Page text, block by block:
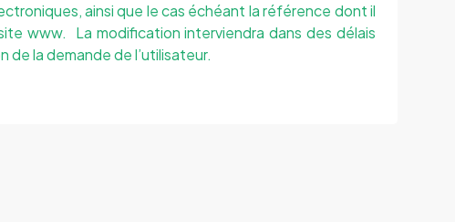
ainsi que le cas échéant la référence dont il
www. La modification interviendra dans des délais
la demande de l’utilisateur.